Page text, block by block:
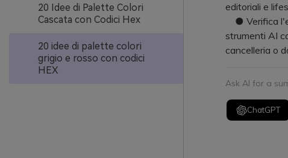
20 Idee di Palette Colori
Cascata con Codici Hex
20 idee di palette colori
grigio e rosso con codici
HEX
editoriali e
● Verifica
strumenti AI
cancelleria o
Ask AI for a
ChatGPT